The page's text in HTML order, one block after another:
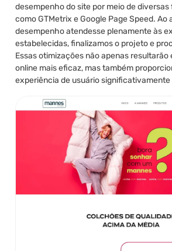
desempenho do site por meio de
como GTMetrix e Google Page Speed. Ao
desempenho atendesse plenamente às
estabelecidas, finalizamos o projeto e
Essas otimizações não apenas resultarão
online mais eficaz, mas também
experiência de usuário significativamente